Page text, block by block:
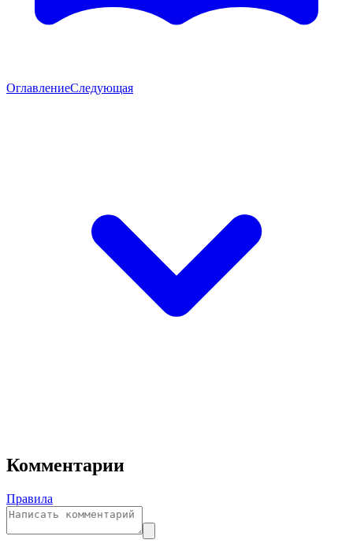
ОглавлениеСледующая
Комментарии
Правила